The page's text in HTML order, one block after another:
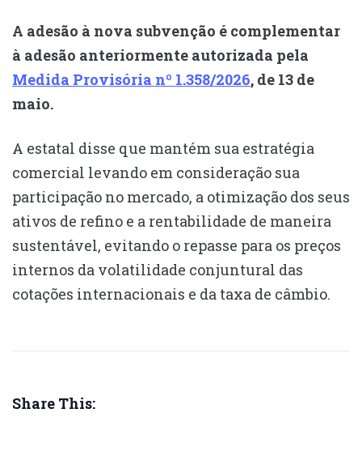
A adesão à nova subvenção é complementar
à adesão anteriormente autorizada pela
Medida Provisória nº 1.358/2026, de 13 de
maio.
A estatal disse que mantém sua estratégia
comercial levando em consideração sua
participação no mercado, a otimização dos seus
ativos de refino e a rentabilidade de maneira
sustentável, evitando o repasse para os preços
internos da volatilidade conjuntural das
cotações internacionais e da taxa de câmbio.
Share This: